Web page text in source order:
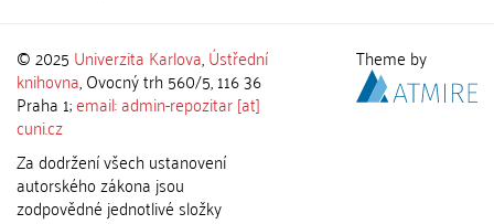
© 2025 Univerzita Karlova,Ústřední
knihovna, Ovocný trh 560/5, 116 36
Praha 1;email: admin-repozitar [at]
cuni.cz
Za dodržení všech ustanovení
autorského zákona jsou
zodpovědné jednotlivé složky
Theme by